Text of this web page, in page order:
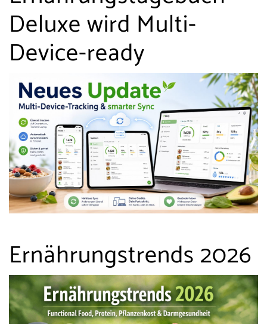
Deluxe wird Multi-
Device-ready
Ernährungstrends 2026